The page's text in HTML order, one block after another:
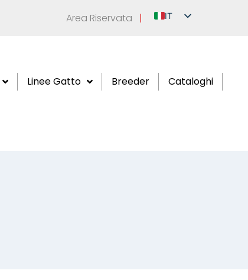
Area Riservata |
IT
Linee Gatto Breeder Cataloghi